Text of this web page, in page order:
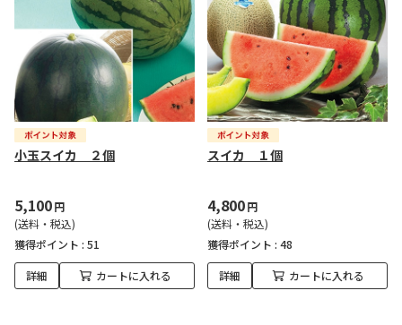
小玉スイカ ２個
5,100円
(送料・税込)
獲得ポイント : 51
詳細 カートに入れる
スイカ １個
4,800円
(送料・税込)
獲得ポイント : 48
詳細 カートに入れる